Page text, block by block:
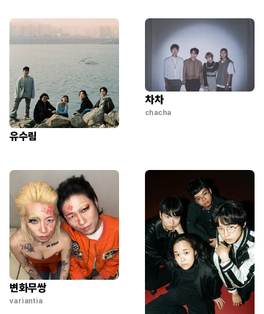
유수림
차차
chacha
변화무쌍
variantia